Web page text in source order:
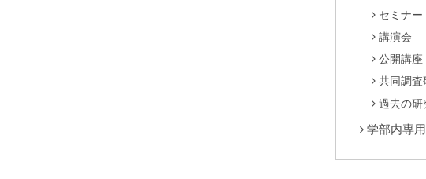
セミナー
講演会
公開講座
共同調査
過去の研
学部内専用